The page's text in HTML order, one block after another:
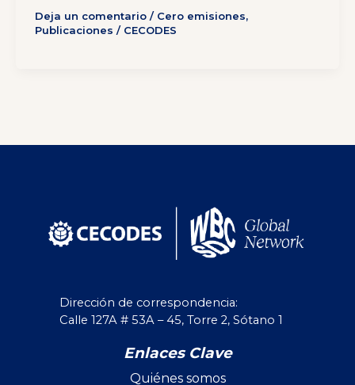
Deja un comentario / Cero emisiones,
Publicaciones / CECODES
Dirección de correspondencia:
Calle 127A # 53A – 45, Torre 2, Sótano 1
Enlaces Clave
Quiénes somos